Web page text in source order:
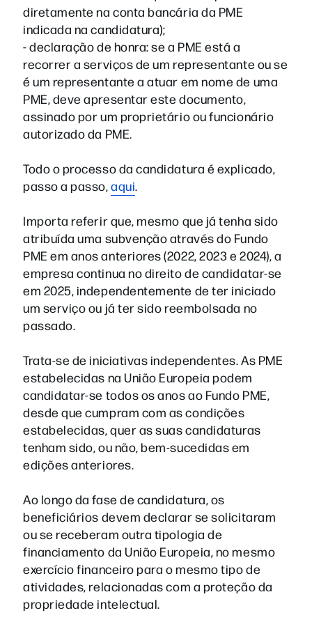
diretamente na conta bancária da PME
indicada na candidatura);
- declaração de honra: se a PME está a
recorrer a serviços de um representante ou se
é um representante a atuar em nome de uma
PME, deve apresentar este documento,
assinado por um proprietário ou funcionário
autorizado da PME.
Todo o processo da candidatura é explicado,
passo a passo,aqui.
Importa referir que, mesmo que já tenha sido
atribuída uma subvenção através do Fundo
PME em anos anteriores (2022, 2023 e 2024), a
empresa continua no direito de candidatar-se
em 2025, independentemente de ter iniciado
um serviço ou já ter sido reembolsada no
passado.
Trata-se de iniciativas independentes. As PME
estabelecidas na União Europeia podem
candidatar-se todos os anos ao Fundo PME,
desde que cumpram com as condições
estabelecidas, quer as suas candidaturas
tenham sido, ou não, bem-sucedidas em
edições anteriores.
Ao longo da fase de candidatura, os
beneficiários devem declarar se solicitaram
ou se receberam outra tipologia de
financiamento da União Europeia, no mesmo
exercício financeiro para o mesmo tipo de
atividades, relacionadas com a proteção da
propriedade intelectual.